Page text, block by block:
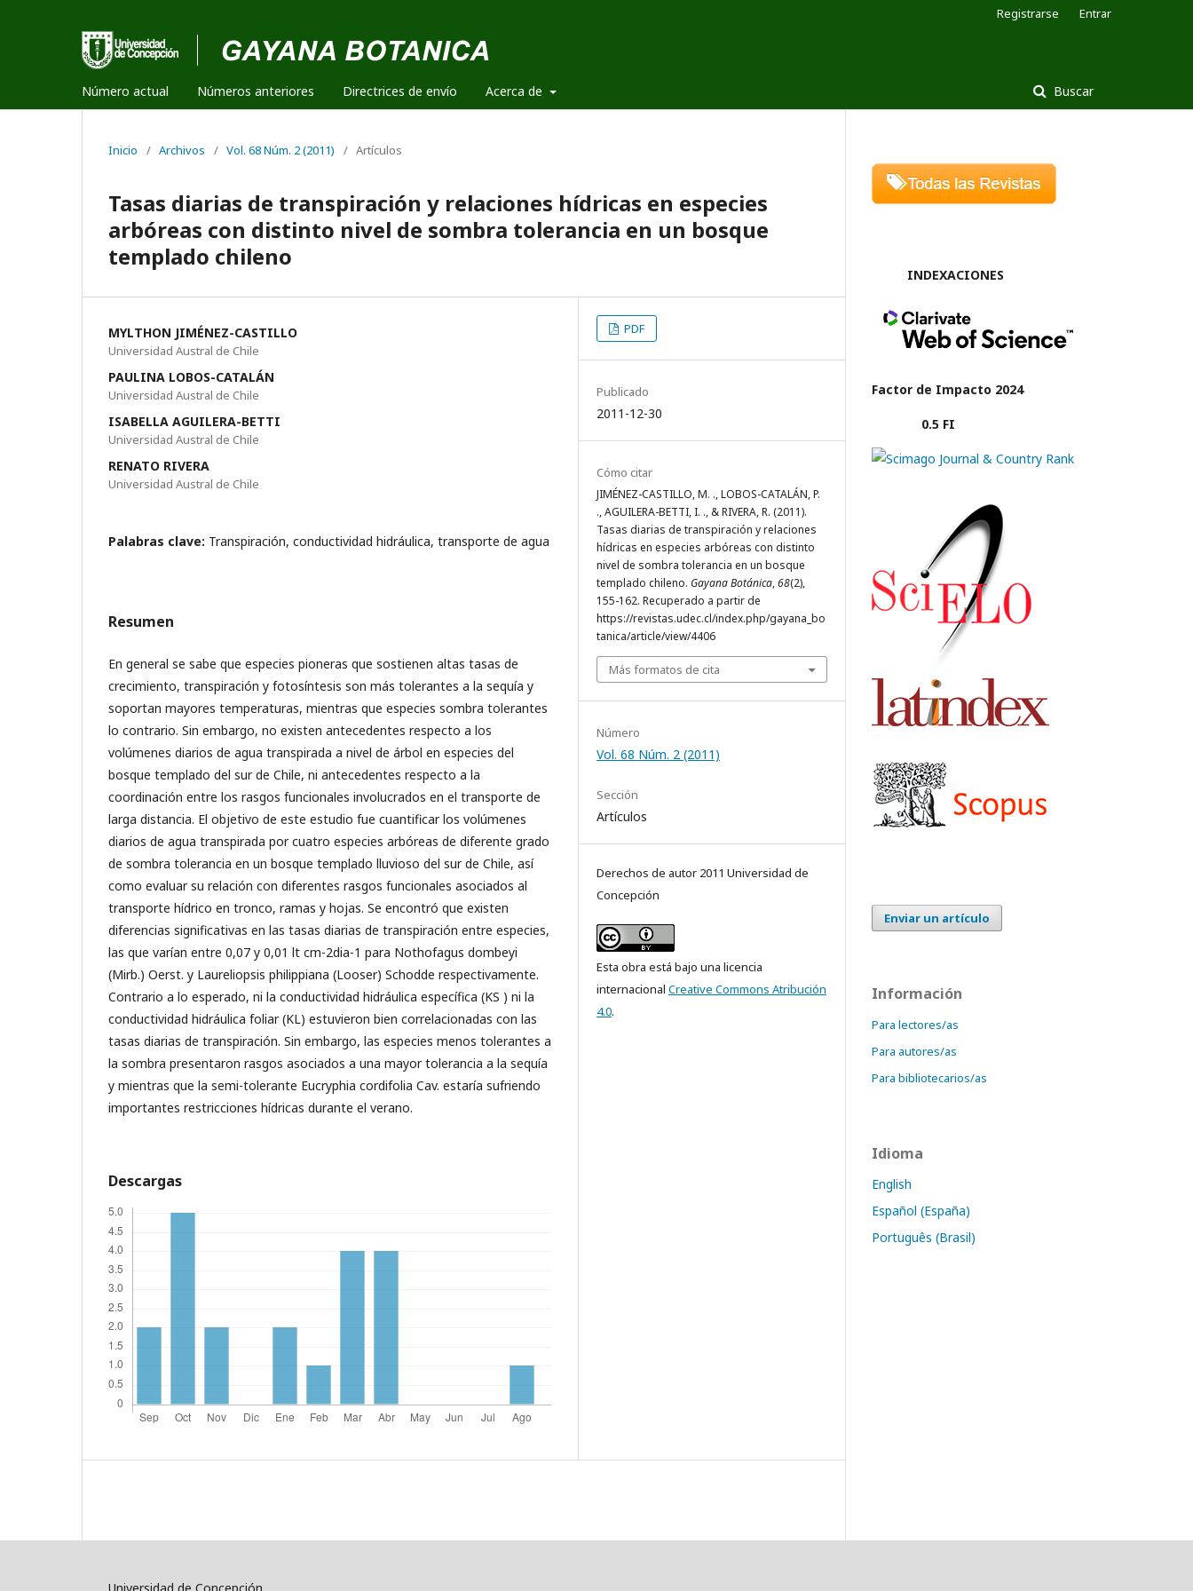
Número actual Números anteriores Directrices de envío Acerca de Buscar
Registrarse Entrar
Inicio / Archivos / Vol. 68 Núm. 2 (2011) / Artículos
Tasas diarias de transpiración y relaciones hídricas en especies
arbóreas con distinto nivel de sombra tolerancia en un bosque
templado chileno
MYLTHON JIMÉNEZ-CASTILLO
Universidad Austral de Chile
PAULINA LOBOS-CATALÁN
Universidad Austral de Chile
ISABELLA AGUILERA-BETTI
Universidad Austral de Chile
RENATO RIVERA
Universidad Austral de Chile
Palabras clave: Transpiración, conductividad hidráulica, transporte de agua
Resumen
En general se sabe que especies pioneras que sostienen altas tasas de
crecimiento, transpiración y fotosíntesis son más tolerantes a la sequía y
soportan mayores temperaturas, mientras que especies sombra tolerantes
lo contrario. Sin embargo, no existen antecedentes respecto a los
volúmenes diarios de agua transpirada a nivel de árbol en especies del
bosque templado del sur de Chile, ni antecedentes respecto a la
coordinación entre los rasgos funcionales involucrados en el transporte de
larga distancia. El objetivo de este estudio fue cuantificar los volúmenes
diarios de agua transpirada por cuatro especies arbóreas de diferente grado
de sombra tolerancia en un bosque templado lluvioso del sur de Chile, así
como evaluar su relación con diferentes rasgos funcionales asociados al
transporte hídrico en tronco, ramas y hojas. Se encontró que existen
diferencias significativas en las tasas diarias de transpiración entre especies,
las que varían entre 0,07 y 0,01 lt cm-2dia-1 para Nothofagus dombeyi
(Mirb.) Oerst. y Laureliopsis philippiana (Looser) Schodde respectivamente.
Contrario a lo esperado, ni la conductividad hidráulica específica (KS ) ni la
conductividad hidráulica foliar (KL) estuvieron bien correlacionadas con las
tasas diarias de transpiración. Sin embargo, las especies menos tolerantes a
la sombra presentaron rasgos asociados a una mayor tolerancia a la sequía
y mientras que la semi-tolerante Eucryphia cordifolia Cav. estaría sufriendo
importantes restricciones hídricas durante el verano.
Descargas
PDF
Publicado
2011-12-30
Cómo citar
JIMÉNEZ-CASTILLO, M. ., LOBOS-CATALÁN, P.
., AGUILERA-BETTI, I. ., & RIVERA, R. (2011).
Tasas diarias de transpiración y relaciones
hídricas en especies arbóreas con distinto
nivel de sombra tolerancia en un bosque
templado chileno. Gayana Botánica,68(2),
155-162. Recuperado a partir de
https://revistas.udec.cl/index.php/gayana_bo
tanica/article/view/4406
Más formatos de cita
Número
Vol. 68 Núm. 2 (2011)
Sección
Artículos
Derechos de autor 2011 Universidad de
Concepción
Esta obra está bajo una licencia
internacional Creative Commons Atribución
4.0.
INDEXACIONES
Factor de Impacto 2024
0.5 FI
Enviar un artículo
Información
Para lectores/as
Para autores/as
Para bibliotecarios/as
Idioma
English
Español (España)
Português (Brasil)